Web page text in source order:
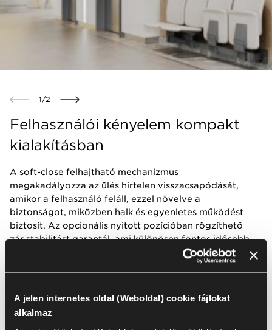
A jelen internetes oldal (Weboldal) cookie fájlokat
alkalmaz
1/2
Felhasználói kényelem kompakt
kialakításban
A soft-close felhajtható mechanizmus
megakadályozza az ülés hirtelen visszacsapódását,
amikor a felhasználó feláll, ezzel növelve a
biztonságot, miközben halk és egyenletes működést
biztosít. Az opcionális nyitott pozícióban rögzíthető
zár stabilitást garantál, ami különösen fontos idősebb
felhasználók, legyengült fizikai állapotú betegek
vagy mozgásukban korlátozott személyek számára.
megoldást kínál páciensek és egészségügyi dolgozók
számára egyaránt, támogatva a biztonságos leülést
és felállást, miközben hozzájárul a közös terek